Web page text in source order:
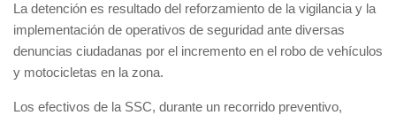
La detención es resultado del reforzamiento de la vigilancia y la
implementación de operativos de seguridad ante diversas
denuncias ciudadanas por el incremento en el robo de vehículos
y motocicletas en la zona.
Los efectivos de la SSC, durante un recorrido preventivo,